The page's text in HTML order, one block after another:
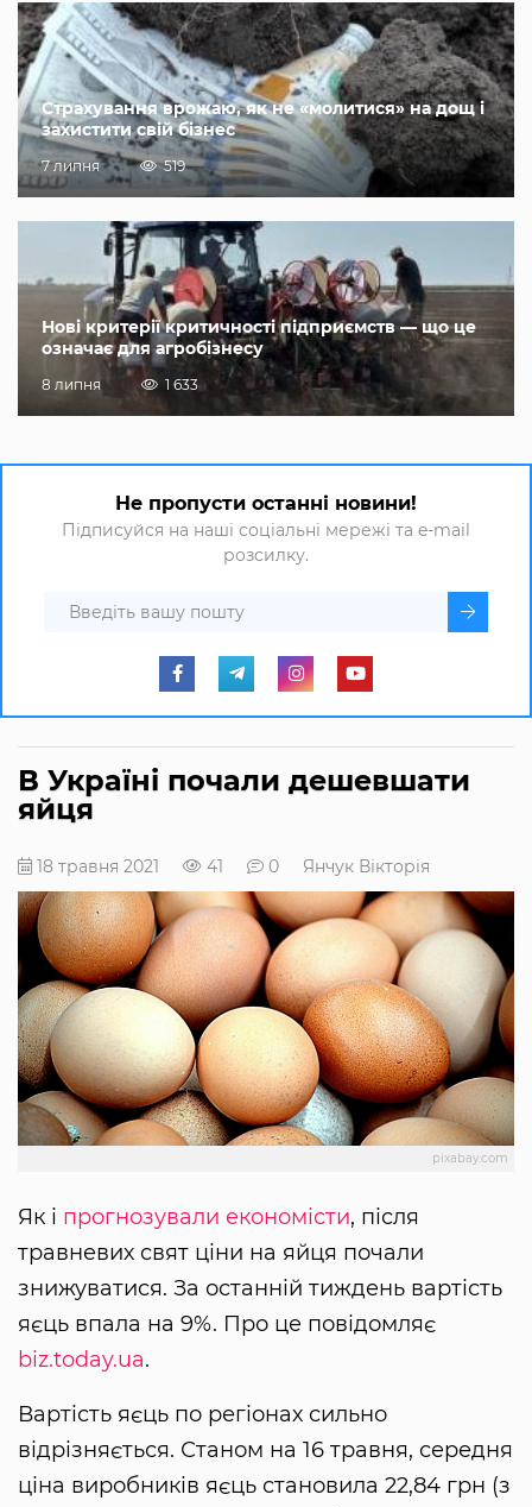
Страхування врожаю, як не «молитися» на дощ і
захистити свій бізнес
7 липня 519
Нові критерії критичності підприємств — що це
означає для агробізнесу
8 липня 1 633
Не пропусти останні новини!
Підписуйся на наші соціальні мережі та e-mail
розсилку.
В Україні почали дешевшати
яйця
18 травня 2021 41 0 Янчук Вікторія
pixabay.com
Як і прогнозували економісти, після
травневих свят ціни на яйця почали
знижуватися. За останній тиждень вартість
яєць впала на 9%. Про це повідомляє
biz.today.ua.
Вартість яєць по регіонах сильно
відрізняється. Станом на 16 травня, середня
ціна виробників яєць становила 22,84 грн (з